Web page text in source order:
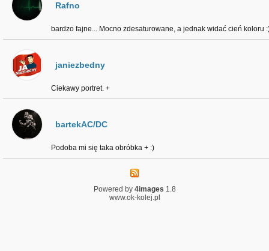
Rafno
bardzo fajne... Mocno zdesaturowane, a jednak widać cień koloru
janiezbedny
Ciekawy portret. +
bartekAC/DC
Podoba mi się taka obróbka + :)
Powered by 4images 1.8
www.ok-kolej.pl